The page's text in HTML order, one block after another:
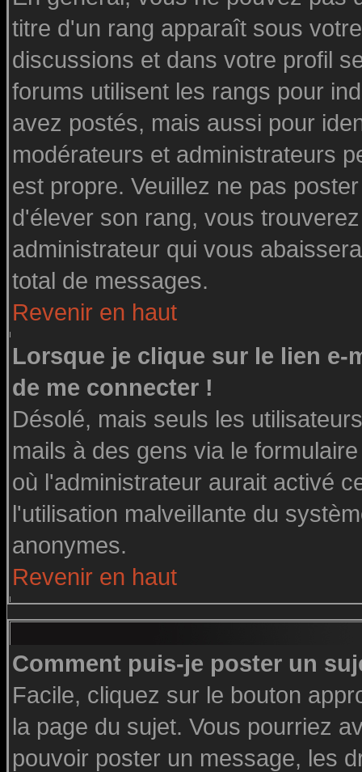
titre d'un rang apparaît sous
discussions et dans votre profil
forums utilisent les rangs pour
avez postés, mais aussi pour
modérateurs et administrateurs
est propre. Veuillez ne pas
d'élever son rang, vous
administrateur qui vous
total de messages.
Revenir en haut
Lorsque je clique sur le lien e-
de me connecter !
Désolé, mais seuls les
mails à des gens via le
où l'administrateur aurait activé
l'utilisation malveillante du
anonymes.
Revenir en haut
Comment puis-je poster un
Facile, cliquez sur le bouton
la page du sujet. Vous pourriez
pouvoir poster un message, les